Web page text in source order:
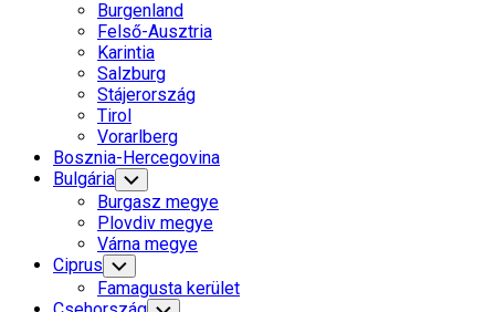
Burgenland
Felső-Ausztria
Karintia
Salzburg
Stájerország
Tirol
Vorarlberg
Bosznia-Hercegovina
Bulgária Toggle
Child
Menu
Burgasz megye
Plovdiv megye
Várna megye
Ciprus Toggle
Child
Menu
Famagusta kerület